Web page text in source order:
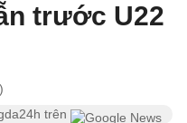
trước U22
trên